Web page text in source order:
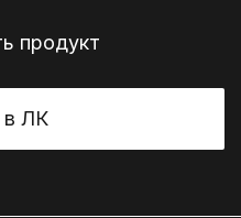
продукт
в ЛК